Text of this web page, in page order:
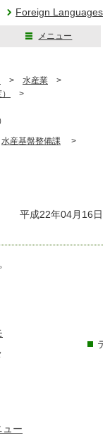
Foreign Languages
メニュー
> 水産業 >
>
水産基盤整備課 >
平成22年04月16日
テ
ー